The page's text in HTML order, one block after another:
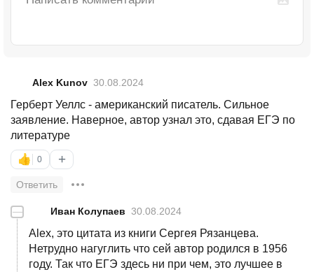
Alex Kunov 30.08.2024
Герберт Уеллс - американский писатель. Сильное
заявление. Наверное, автор узнал это, сдавая ЕГЭ по
литературе
👍 0 +
Ответить
— Иван Колупаев 30.08.2024
Alex, это цитата из книги Сергея Рязанцева.
Нетрудно нагуглить что сей автор родился в 1956
году. Так что ЕГЭ здесь ни при чем, это лучшее в